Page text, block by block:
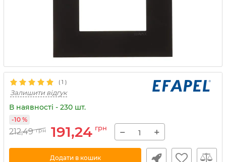
( 1 )
Залишити відгук
В наявності - 230 шт.
212,49 грн 191,24 грн
-10 %
− +
Додати в кошик